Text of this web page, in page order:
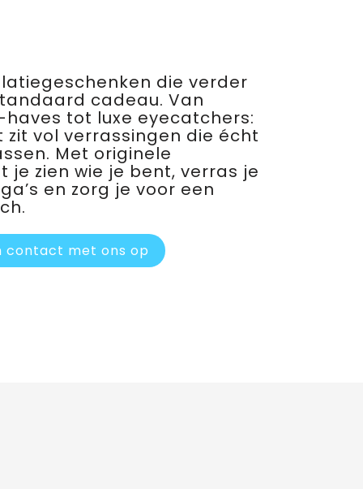
die verder
cadeau. Van
tot luxe eyecatchers:
vol verrassingen die écht
Met originele
je zien wie je bent, verras je
en zorg je voor een
contact met ons op